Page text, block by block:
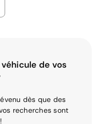
de vos
dès que des
recherches sont